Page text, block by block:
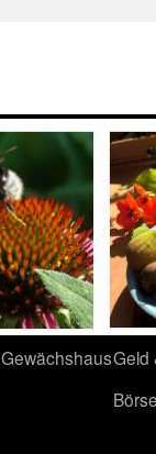
GewächshausGeld